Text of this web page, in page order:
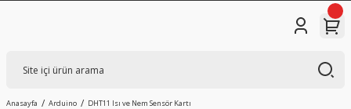
Anasayfa Arduino DHT11 Isı ve Nem Sensör Kartı